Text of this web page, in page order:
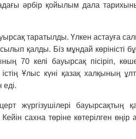
әрбір қойылым дала
таратылды. Үлкен астауға
қалды. Біз мұндай көріністі
70 келі бауырсақ пісіріп,
Ұлыс күні қазақ халқының
еді.
жүргізу­шілері бауырсақтың
сахна төріне көтерілген өңір